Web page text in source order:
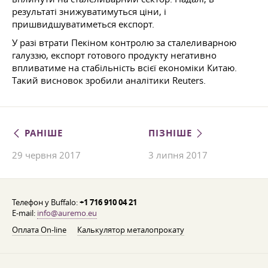
результаті знижуватимуться ціни, і
пришвидшуватиметься експорт.
У разі втрати Пекіном контролю за сталеливарною
галуззю, експорт готового продукту негативно
впливатиме на стабільність всієї економіки Китаю.
Такий висновок зробили аналітики Reuters.
РАНІШЕ
29 червня 2017
ПІЗНІШЕ
3 липня 2017
Телефон у Buffalo:+1 716 910 04 21
E-mail: info@auremo.eu
Оплата On-line
Калькулятор металопрокату